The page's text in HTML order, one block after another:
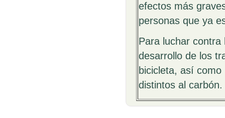
efectos más
personas que ya
Para luchar contra
desarrollo de los
bicicleta, así
distintos al carbón.